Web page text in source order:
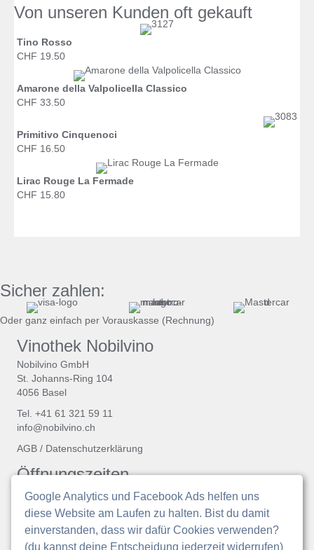
Google Analytics und Facebook Ads helfen uns
diese Website am Laufen zu halten. Bist du damit
einverstanden, dass wir dafür Cookies verwenden?
(du kannst deine Entscheidung jederzeit widerrufen)
Von unseren Kunden oft gekauft
Tino Rosso
CHF 19.50
Amarone della Valpolicella Classico
CHF 33.50
Primitivo Cinquenoci
CHF 16.50
Lirac Rouge La Fermade
CHF 15.80
Sicher zahlen:
Oder ganz einfach per Vorauskasse (Rechnung)
Vinothek Nobilvino
Nobilvino GmbH
St. Johanns-Ring 104
4056 Basel
Tel. +41 61 321 59 11
info@nobilvino.ch
AGB / Datenschutzerklärung
Öffnungszeiten
Sonntag bis Dienstag geschlossen
Mi.
14.00 – 19.00 Uhr
Do.
14:00 - 20:30 Uhr
Fr.
14.00 – 19.00 Uhr